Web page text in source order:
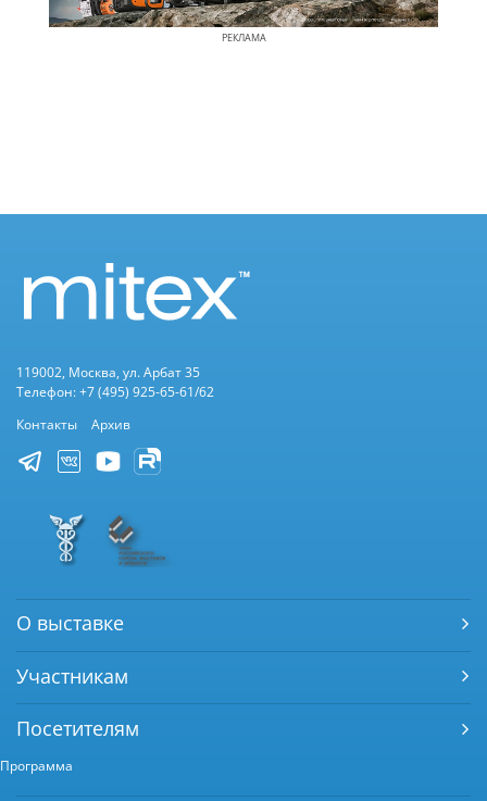
РЕКЛАМА
119002, Москва, ул. Арбат 35
Телефон: +7 (495) 925-65-61/62
Контакты
Архив
О выставке
Участникам
Посетителям
Программа